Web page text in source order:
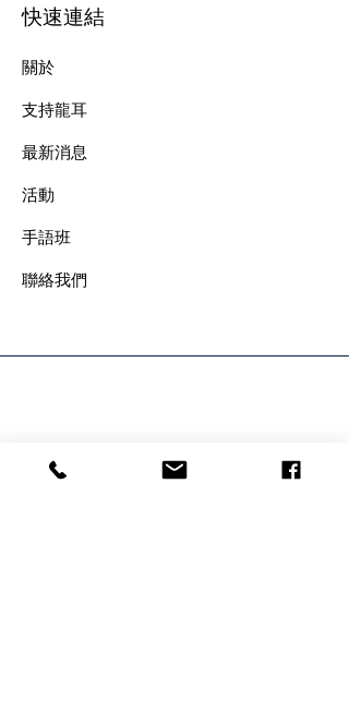
快速連結
關於
支持龍耳
最新消息
​活動
手語班
​聯絡我們